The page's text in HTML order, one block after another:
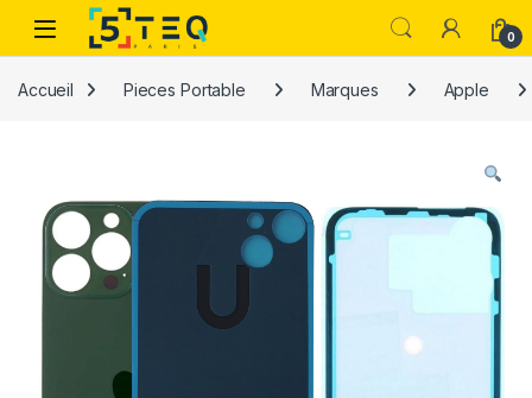
Passer à la navigation
Aller au contenu
0
Accueil Pieces Portable Marques Apple